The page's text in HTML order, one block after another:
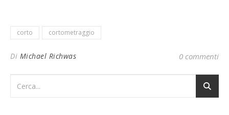
corto cortometraggio
Di Michael Richwas 0 commenti